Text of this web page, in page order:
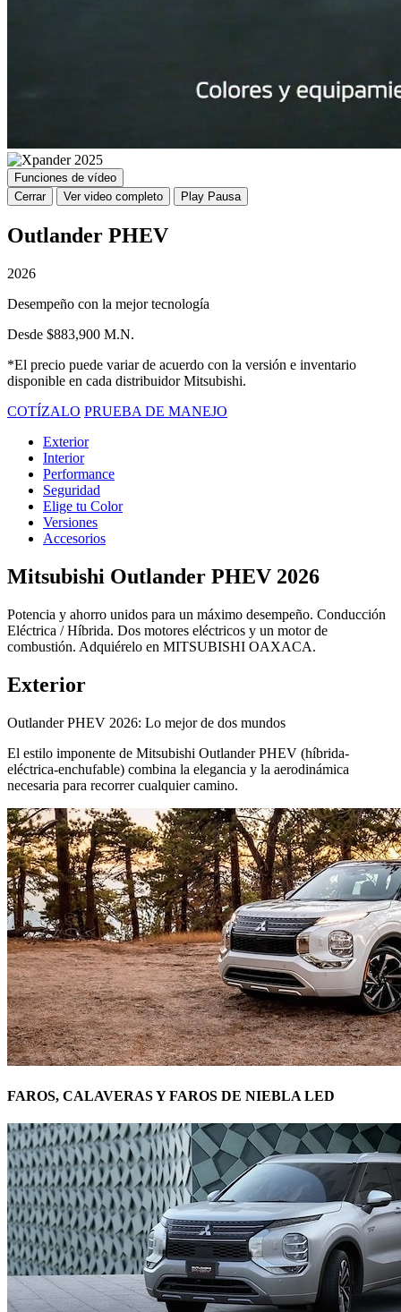
Funciones de vídeo
Cerrar
Ver video completo Play Pausa
Outlander PHEV
2026
Desempeño con la mejor tecnología
Desde $883,900 M.N.
*El precio puede variar de acuerdo con la versión e inventario
disponible en cada distribuidor Mitsubishi.
COTÍZALO PRUEBA DE MANEJO
Exterior
Interior
Performance
Seguridad
Elige tu Color
Versiones
Accesorios
Mitsubishi Outlander PHEV 2026
Potencia y ahorro unidos para un máximo desempeño. Conducción
Eléctrica / Híbrida. Dos motores eléctricos y un motor de
combustión. Adquiérelo en MITSUBISHI OAXACA.
Exterior
Outlander PHEV 2026: Lo mejor de dos mundos
El estilo imponente de Mitsubishi Outlander PHEV (híbrida-
eléctrica-enchufable) combina la elegancia y la aerodinámica
necesaria para recorrer cualquier camino.
FAROS, CALAVERAS Y FAROS DE NIEBLA LED